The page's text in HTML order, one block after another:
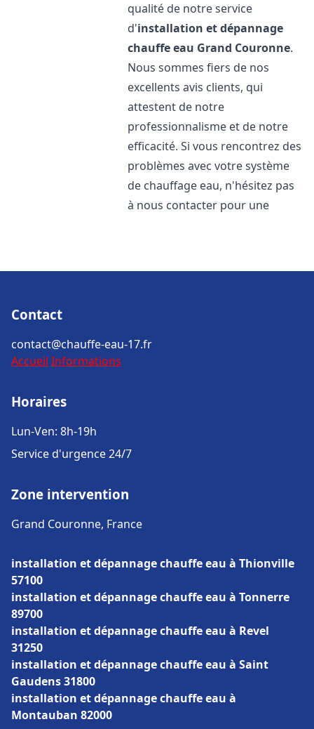
qualité de notre service
d'installation et dépannage
chauffe eau Grand Couronne.
Nous sommes fiers de nos
excellents avis clients, qui
attestent de notre
professionnalisme et de notre
efficacité. Si vous rencontrez des
problèmes avec votre système
de chauffage eau, n'hésitez pas
à nous contacter pour une
Contact
contact@chauffe-eau-17.fr
Accueil Informations
Horaires
Lun-Ven: 8h-19h
Service d'urgence 24/7
Zone intervention
Grand Couronne, France
installation et dépannage chauffe eau à Thionville
57100
installation et dépannage chauffe eau à Tonnerre
89700
installation et dépannage chauffe eau à Revel
31250
installation et dépannage chauffe eau à Saint
Gaudens 31800
installation et dépannage chauffe eau à
Montauban 82000